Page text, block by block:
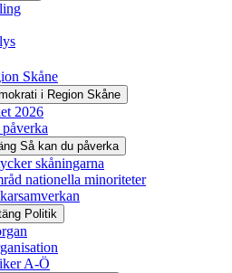
Skåne
i Region Skåne
2026
Så kan du påverka
skåningarna
nationella minoriteter
Politik
A-Ö